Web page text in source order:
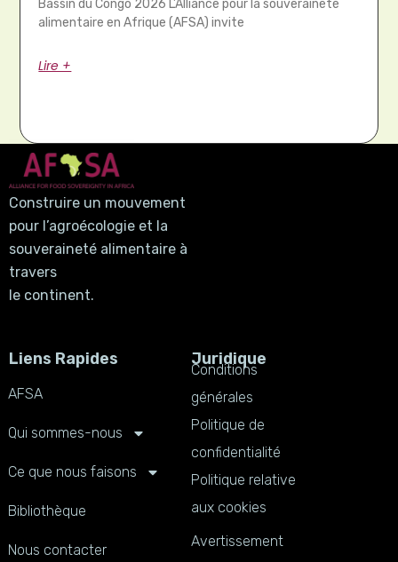
Bassin du Congo 2026 L’Alliance pour la souveraineté
alimentaire en Afrique (AFSA) invite
Lire +
Construire un mouvement
pour l’agroécologie et la
souveraineté alimentaire à
travers
le continent.
Liens Rapides
AFSA
Qui sommes-nous
Ce que nous faisons
Bibliothèque
Nous contacter
Juridique
Conditions
générales
Politique de
confidentialité
Politique relative
aux cookies
Avertissement